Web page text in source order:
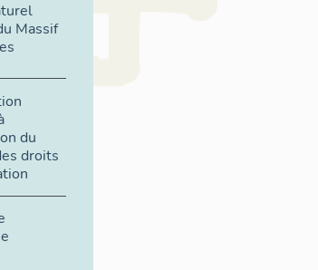
Massif
du
droits